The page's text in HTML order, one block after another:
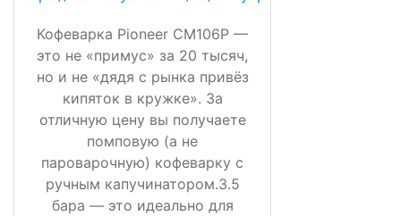
Кофеварка Pioneer CM106P —
это не «примус» за 20 тысяч,
но и не «дядя с рынка привёз
кипяток в кружке». За
отличную цену вы получаете
помповую (а не
пароварочную) кофеварку с
ручным капучинатором.3.5
бара — это идеально для